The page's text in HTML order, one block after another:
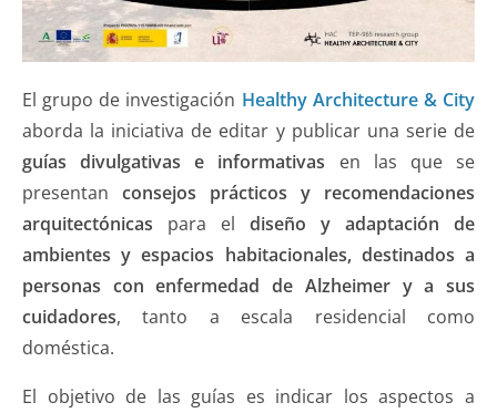
El grupo de investigación Healthy Architecture & City
aborda la iniciativa de editar y publicar una serie de
guías divulgativas e informativas en las que se
presentan consejos prácticos y recomendaciones
arquitectónicas para el diseño y adaptación de
ambientes y espacios habitacionales, destinados a
personas con enfermedad de Alzheimer y a sus
cuidadores, tanto a escala residencial como
doméstica.
El objetivo de las guías es indicar los aspectos a